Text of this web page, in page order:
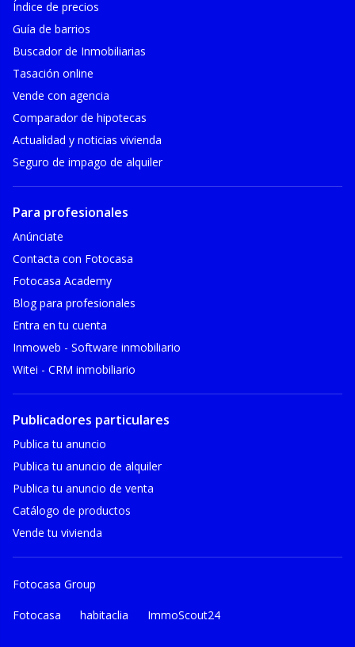
Índice de precios
Guía de barrios
Buscador de Inmobiliarias
Tasación online
Vende con agencia
Comparador de hipotecas
Actualidad y noticias vivienda
Seguro de impago de alquiler
Para profesionales
Anúnciate
Contacta con Fotocasa
Fotocasa Academy
Blog para profesionales
Entra en tu cuenta
Inmoweb - Software inmobiliario
Witei - CRM inmobiliario
Publicadores particulares
Publica tu anuncio
Publica tu anuncio de alquiler
Publica tu anuncio de venta
Catálogo de productos
Vende tu vivienda
Fotocasa Group
Fotocasa habitaclia ImmoScout24